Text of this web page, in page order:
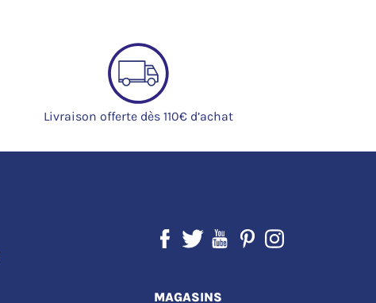
Livraison offerte dès 110€ d’achat
MAGASINS